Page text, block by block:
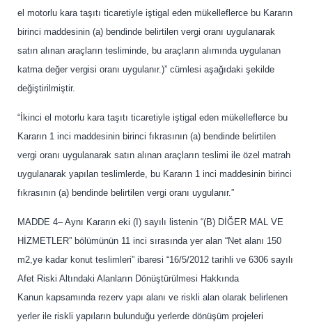
el motorlu kara taşıtı ticaretiyle iştigal eden mükelleflerce bu Kararın
birinci maddesinin (a) bendinde belirtilen vergi oranı uygulanarak
satın alınan araçların tesliminde, bu araçların alımında uygulanan
katma değer vergisi oranı uygulanır.)” cümlesi aşağıdaki şekilde
değiştirilmiştir.
“İkinci el motorlu kara taşıtı ticaretiyle iştigal eden mükelleflerce bu
Kararın 1 inci maddesinin birinci fıkrasının (a) bendinde belirtilen
vergi oranı uygulanarak satın alınan araçların teslimi ile özel matrah
uygulanarak yapılan teslimlerde, bu Kararın 1 inci maddesinin birinci
fıkrasının (a) bendinde belirtilen vergi oranı uygulanır.”
MADDE 4– Aynı Kararın eki (I) sayılı listenin “(B) DİĞER MAL VE
HİZMETLER” bölümünün 11 inci sırasında yer alan “Net alanı 150
m2,ye kadar konut teslimleri” ibaresi “16/5/2012 tarihli ve 6306 sayılı
Afet Riski Altındaki Alanların Dönüştürülmesi Hakkında
Kanun kapsamında rezerv yapı alanı ve riskli alan olarak belirlenen
yerler ile riskli yapıların bulunduğu yerlerde dönüşüm projeleri